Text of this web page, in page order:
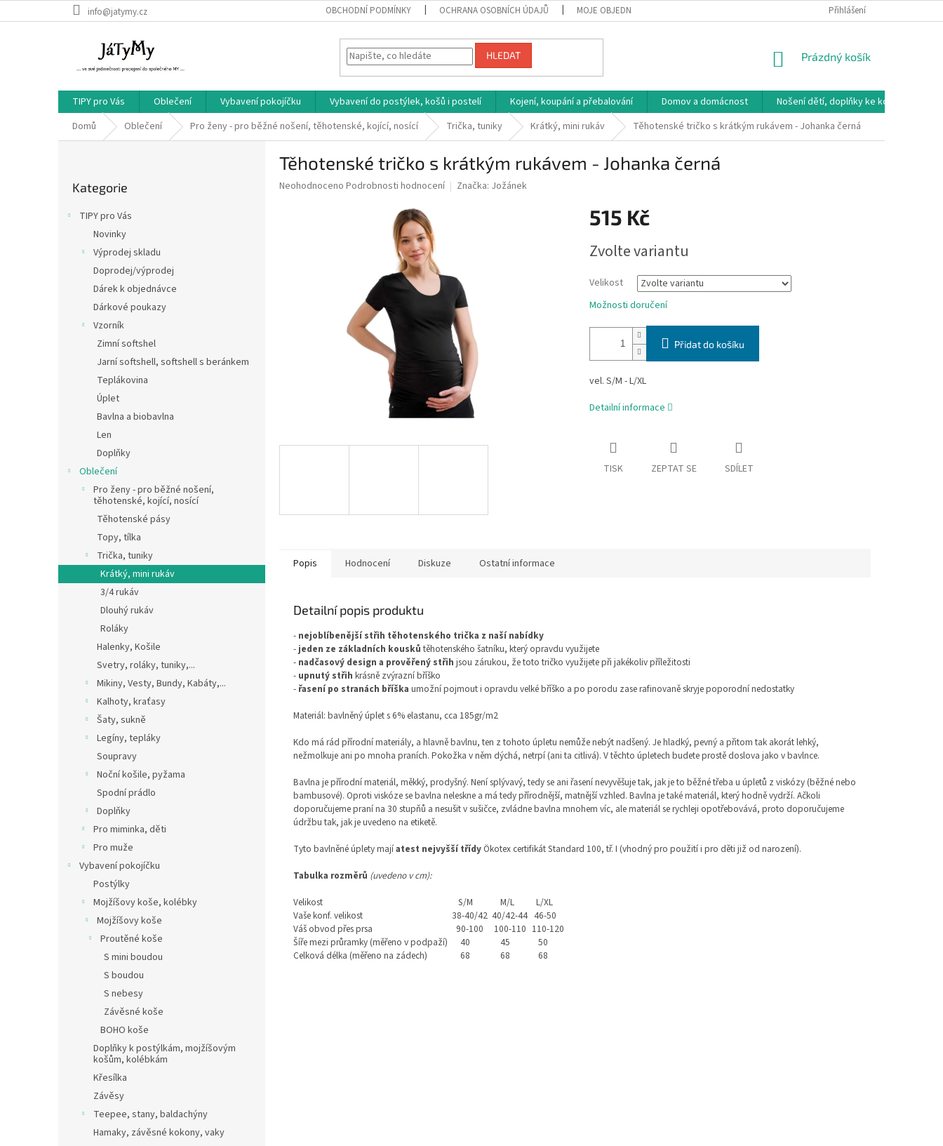
na
info@jatymy.cz OBCHODNÍ PODMÍNKY OCHRANA OSOBNÍCH ÚDAJŮ MOJE OBJEDNÁVKA DOPRAVA, PLATBY A
Přihlášení
HLEDAT
NÁKUPNÍ
Prázdný košík
TIPY pro Vás Oblečení Vybavení pokojíčku Vybavení do postýlek, košů i postelí Kojení, koupání a přebalování Domov a domácnost
Nošení dětí, doplňky ke kočárkům
Domů
Oblečení Pro ženy - pro běžné nošení, těhotenské, kojící, nosící Trička, tuniky Krátký, mini rukáv Těhotenské tričko s krátkým rukávem - Johanka černá
kategorie
Kategorie
TIPY pro Vás
Novinky
Výprodej skladu
Doprodej/výprodej
Dárek k objednávce
Dárkové poukazy
Vzorník
Zimní softshel
Jarní softshell, softshell s beránkem
Teplákovina
Úplet
Bavlna a biobavlna
Len
Doplňky
Oblečení
Pro ženy - pro běžné nošení,
těhotenské, kojící, nosící
Těhotenské pásy
Topy, tílka
Trička, tuniky
Krátký, mini rukáv
3/4 rukáv
Dlouhý rukáv
Roláky
Halenky, Košile
Svetry, roláky, tuniky,...
Mikiny, Vesty, Bundy, Kabáty,...
Kalhoty, kraťasy
Šaty, sukně
Legíny, tepláky
Soupravy
Noční košile, pyžama
Spodní prádlo
Doplňky
Pro miminka, děti
Pro muže
Vybavení pokojíčku
Postýlky
Mojžíšovy koše, kolébky
Mojžíšovy koše
Proutěné koše
S mini boudou
S boudou
S nebesy
Závěsné koše
BOHO koše
Doplňky k postýlkám, mojžíšovým
košům, kolébkám
Křesílka
Závěsy
Teepee, stany, baldachýny
Hamaky, závěsné kokony, vaky
Těhotenské tričko s krátkým rukávem - Johanka černá
Průměrné
Neohodnoceno Podrobnosti hodnocení Značka: Jožánek
515 Kč
cena:
Zvolte variantu
Velikost
Možnosti doručení
Přidat do košíku
vel. S/M - L/XL
Detailní informace
TISK ZEPTAT SE SDÍLET
Popis Hodnocení Diskuze Ostatní informace
Detailní popis produktu
- nejoblíbenější střih těhotenského trička z naší nabídky
- jeden ze základních kousků těhotenského šatníku, který opravdu využijete
- nadčasový design a prověřený střih jsou zárukou, že toto tričko využijete při jakékoliv příležitosti
- upnutý střih krásně zvýrazní bříško
- řasení po stranách bříška umožní pojmout i opravdu velké bříško a po porodu zase rafinovaně skryje poporodní nedostatky
Materiál: bavlněný úplet s 6% elastanu, cca 185gr/m2
Kdo má rád přírodní materiály, a hlavně bavlnu, ten z tohoto úpletu nemůže nebýt nadšený. Je hladký, pevný a přitom tak akorát lehký,
nežmolkuje ani po mnoha praních. Pokožka v něm dýchá, netrpí (ani ta citlivá). V těchto úpletech budete prostě doslova jako v bavlnce.
Bavlna je přírodní materiál, měkký, prodyšný. Není splývavý, tedy se ani řasení nevyvěšuje tak, jak je to běžné třeba u úpletů z viskózy (běžné nebo
bambusové). Oproti viskóze se bavlna neleskne a má tedy přírodnější, matnější vzhled. Bavlna je také materiál, který hodně vydrží. Ačkoli
doporučujeme praní na 30 stupňů a nesušit v sušičce, zvládne bavlna mnohem víc, ale materiál se rychleji opotřebovává, proto doporučujeme
údržbu tak, jak je uvedeno na etiketě.
Tyto bavlněné úplety majíatest nejvyšší třídyÖkotex certifikát Standard 100, tř. I (vhodný pro použití i pro děti již od narození).
Tabulka rozměrů (uvedeno v cm):
Velikost
S/M M/L
L/XL
Vaše konf. velikost
38-40/42 40/42-44 46-50
Váš obvod přes prsa
90-100 100-110 110-120
Šíře mezi průramky (měřeno v podpaží)
40 45
50
Celková délka (měřeno na zádech)
68 68 68